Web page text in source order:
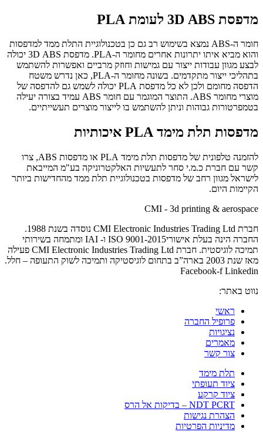
מדפסת ABS
D3 לעומת PLA
חומר ה-ABS נמצא בשימוש רב גם כן בטכנולוגיית התלת ממד למדפסות
והוא מביא איתו יתרונות אחרים מחומר ה-PLA. מדפסת ABS
D
3 יכולה
לבצע מגוון עבודות ייצור עם גמישות וחוזק מרביים ואפשרות להשתמש
בתהליכי ייצור מתקדמים. בשונה מחומר ה-PLA, כאן נדרש משטח
הדפסה מחומם ולכן לא כל מדפסת PLA יכולה לשמש גם להדפסה של
מוצרי מחומר ABS. התוצר המוגמר עם חומר ABS עמיד בצורה יעילה
בטמפרטורות גבוהות וניתן להשתמש בו לייצור מוצרים תעשייתיים.
מדפסות תלת מימדPLA איכותיות
להזמנה טלפונית של מדפסות תלת מימד PLA או מדפסות ABS, צרו
קשר עם חברת כ.מ.י סחר לתעשיות האלקטרוניקה בע"מ המייבאת
לישראל מגוון רחב של מדפסות בטכנולוגיית תלת ממד מהחדישות ביותר
הקיימות היום.
CMI - 3d printing & aerospace
חברת CMI Electronic Industries Trading Ltd נוסדה בשנת 1988.
החברה הינה בעלת אישוריISO 9001-2015 ו- IAI ומתמחה בשירותי
תמיכה לוגיסטית. חברת CMI Electronic Industries Trading Ltd פעילה
מאז שנת 2003 בארה”ב בתחום לוגיסטיקה ותמיכה לשוק התעופה – חלל.
Facebook-f Linkedin
נווט באתר:
ראשי
פרופיל החברה
נציגויות
מאמרים
צור קשר
תלת מימד
ציוד תעופתי
ציוד קרקע
NDT PCRT – בדיקות אל הרס
הצהרת נגישות
מדיניות הפרטיות